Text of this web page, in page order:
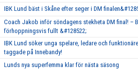
IBK Lund bäst i Skåne efter seger i DM
Coach Jakob inför söndagens stekheta DM final! –
förhoppningsvis fullt &#128522;
IBK Lund söker unga spelare, ledare och
taggade på Innebandy!
Lunds nya superfemma klar för nästa säsong